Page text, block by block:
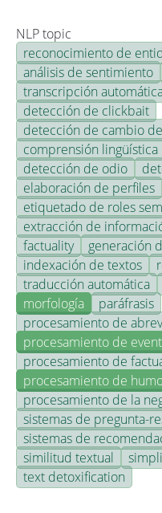
NLP topic
reconocimiento de
análisis de sentimiento
transcripción
detección de clickbait
detección de cambio
comprensión lingüística
detección de odio
elaboración de perfiles
etiquetado de roles
extracción de
factuality
generación
indexación de textos
traducción automática
morfología
paráfrasis
procesamiento de
procesamiento de
procesamiento de
procesamiento de
procesamiento de la
sistemas de pregunta-
sistemas de
similitud textual
text detoxification